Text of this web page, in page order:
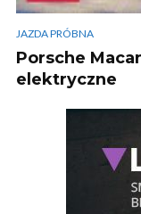
JAZDA PRÓBNA
Porsche
elektryczne